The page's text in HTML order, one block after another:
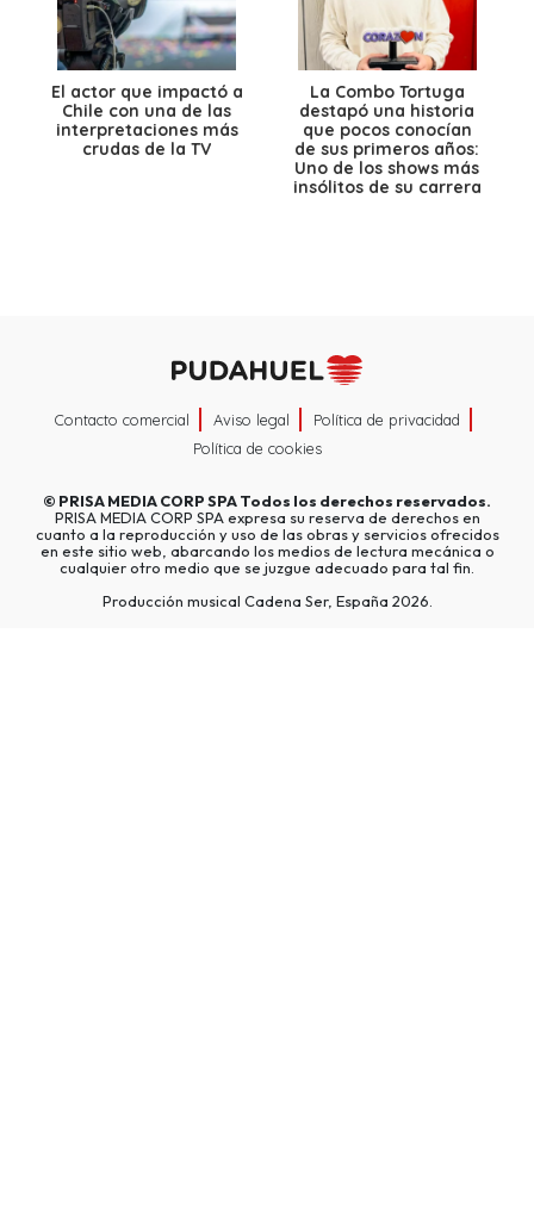
El actor que impactó a
Chile con una de las
interpretaciones más
crudas de la TV
La Combo Tortuga
destapó una historia
que pocos conocían
de sus primeros años:
Uno de los shows más
insólitos de su carrera
Contacto comercial Aviso legal
Política de privacidad
Política de cookies
© PRISA MEDIA CORP SPATodos los derechos reservados.
PRISA MEDIA CORP SPA expresa su reserva de derechos en
cuanto a la reproducción y uso de las obras y servicios ofrecidos
en este sitio web, abarcando los medios de lectura mecánica o
cualquier otro medio que se juzgue adecuado para tal fin.
Producción musical Cadena Ser, España 2026.